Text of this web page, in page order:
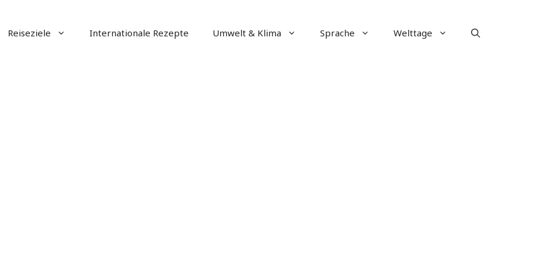
Reiseziele Internationale Rezepte Umwelt & Klima Sprache Welttage